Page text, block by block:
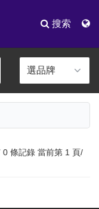
搜索
0 條記錄 當前第 1 頁/